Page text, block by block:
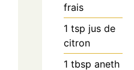
frais
1 tsp jus de
citron
1 tbsp aneth